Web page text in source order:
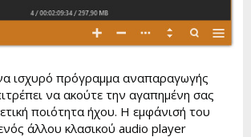
ισχυρό πρόγραμμα αναπαραγωγής
να ακούτε την αγαπημένη σας
ποιότητα ήχου. Η εμφάνισή του
άλλου κλασικού audio player